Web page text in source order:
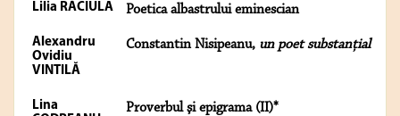
Lilia RĂCIULA Poetica albastrului eminescian
Alexandru
Ovidiu
VINTILĂ
Constantin Nisipeanu, un poet substanţial
Lina
Proverbul şi epigrama (II)*